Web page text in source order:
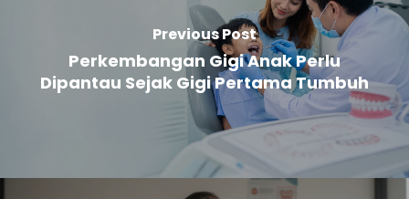
Previous Post
Perkembangan Gigi Anak Perlu
Dipantau Sejak Gigi Pertama Tumbuh